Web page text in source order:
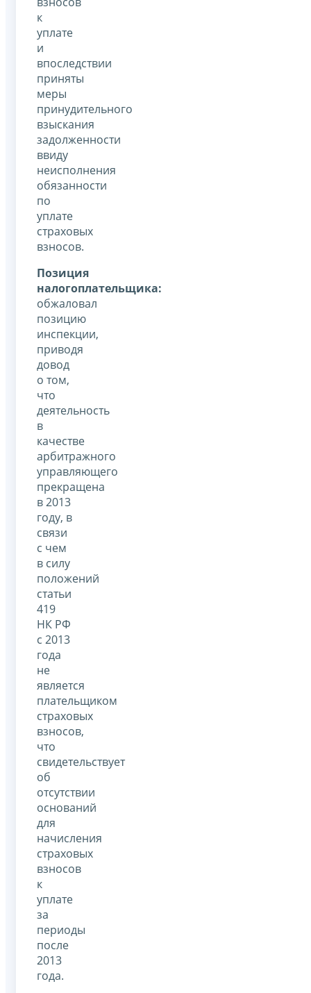
к
уплате
и
впоследствии
приняты
меры
принудительного
взыскания
задолженности
ввиду
неисполнения
обязанности
по
уплате
страховых
взносов.
Позиция
налогоплательщика:
обжаловал
позицию
инспекции,
приводя
довод
о том,
что
деятельность
в
качестве
арбитражного
управляющего
прекращена
в 2013
году, в
связи
с чем
в силу
положений
статьи
419
НК РФ
с 2013
года
не
является
плательщиком
страховых
взносов,
что
свидетельствует
об
отсутствии
оснований
для
начисления
страховых
взносов
к
уплате
за
периоды
после
2013
года.